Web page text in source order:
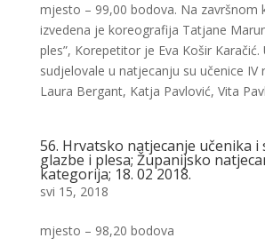
mjesto – 99,00 bodova. Na završnom
izvedena je koreografija Tatjane
ples”, Korepetitor je Eva Košir Karačić.
sudjelovale u natjecanju su učenice IV
Laura Bergant, Katja Pavlović, Vita
56. Hrvatsko natjecanje učenika i
glazbe i plesa; Županijsko
kategorija; 18. 02 2018.
svi 15, 2018
mjesto – 98,20 bodova